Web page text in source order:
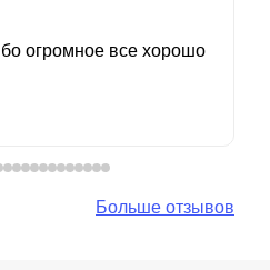
огромное все хорошо
Больше отзывов